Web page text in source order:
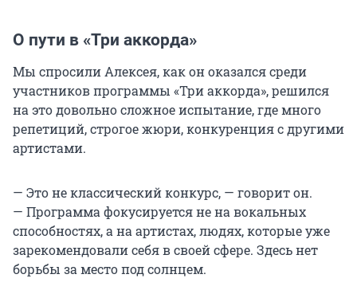
О пути в «Три аккорда»
Мы спросили Алексея, как он оказался среди
участников программы «Три аккорда», решился
на это довольно сложное испытание, где много
репетиций, строгое жюри, конкуренция с другими
артистами.
— Это не классический конкурс, — говорит он.
— Программа фокусируется не на вокальных
способностях, а на артистах, людях, которые уже
зарекомендовали себя в своей сфере. Здесь нет
борьбы за место под солнцем.